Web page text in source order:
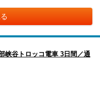
峡谷トロッコ電車 3日間／通